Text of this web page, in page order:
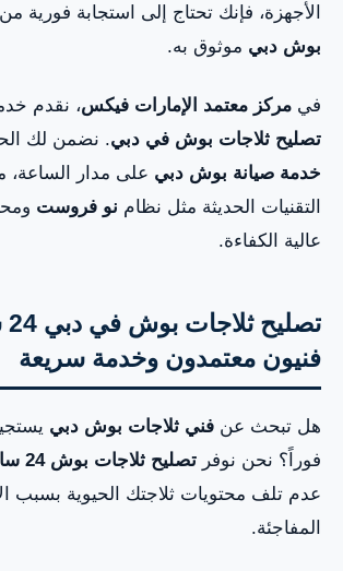
المشاكل الشائعة التي يعالجها فني
ملخص الخدمة: أفضل فني ثلاجات
أهمية اللجوء إلى فني ثلاجات بوش
صيانة ثلاجات بوش للتقنيات الحديثة
خدمة صيانة بوش دبي: السرعة والقطع
والإصلاح المتخصص في دبي
وضمان الجودة في دبي
مركز صيانة بوش دبي المعتمد:
وخدمة 24 ساعة
الأجهزة، فإنك تحتاج إلى استجابة فورية من
بوش دبي موثوق به.
في مركز معتمد الإمارات فيكس، نقدم
تصليح ثلاجات بوش في دبي. نضمن لك
خدمة صيانة بوش دبي على مدار الساعة،
التقنيات الحديثة مثل نظام نو فروست
عالية الكفاءة.
فنيون معتمدون وخدمة سريعة
هل تبحث عن فني ثلاجات بوش دبي
فوراً؟ نحن نوفر تصليح ثلاجات بوش 24 ساعة دبي
عدم تلف محتويات ثلاجتك الحيوية بسبب
المفاجئة.